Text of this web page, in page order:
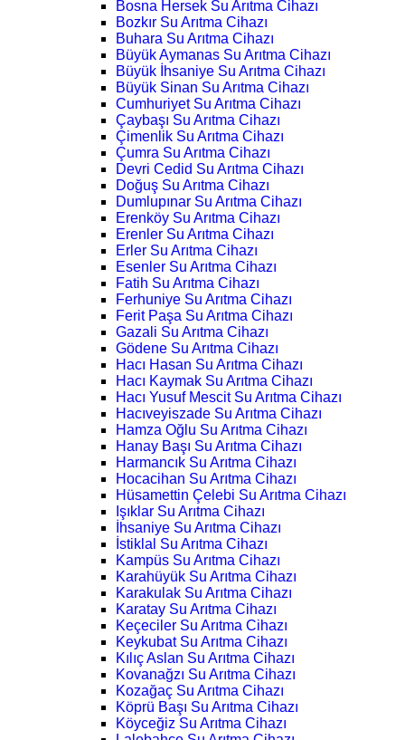
Bosna Hersek Su Arıtma Cihazı
Bozkır Su Arıtma Cihazı
Buhara Su Arıtma Cihazı
Büyük Aymanas Su Arıtma Cihazı
Büyük İhsaniye Su Arıtma Cihazı
Büyük Sinan Su Arıtma Cihazı
Cumhuriyet Su Arıtma Cihazı
Çaybaşı Su Arıtma Cihazı
Çimenlik Su Arıtma Cihazı
Çumra Su Arıtma Cihazı
Devri Cedid Su Arıtma Cihazı
Doğuş Su Arıtma Cihazı
Dumlupınar Su Arıtma Cihazı
Erenköy Su Arıtma Cihazı
Erenler Su Arıtma Cihazı
Erler Su Arıtma Cihazı
Esenler Su Arıtma Cihazı
Fatih Su Arıtma Cihazı
Ferhuniye Su Arıtma Cihazı
Ferit Paşa Su Arıtma Cihazı
Gazali Su Arıtma Cihazı
Gödene Su Arıtma Cihazı
Hacı Hasan Su Arıtma Cihazı
Hacı Kaymak Su Arıtma Cihazı
Hacı Yusuf Mescit Su Arıtma Cihazı
Hacıveyiszade Su Arıtma Cihazı
Hamza Oğlu Su Arıtma Cihazı
Hanay Başı Su Arıtma Cihazı
Harmancık Su Arıtma Cihazı
Hocacihan Su Arıtma Cihazı
Hüsamettin Çelebi Su Arıtma Cihazı
Işıklar Su Arıtma Cihazı
İhsaniye Su Arıtma Cihazı
İstiklal Su Arıtma Cihazı
Kampüs Su Arıtma Cihazı
Karahüyük Su Arıtma Cihazı
Karakulak Su Arıtma Cihazı
Karatay Su Arıtma Cihazı
Keçeciler Su Arıtma Cihazı
Keykubat Su Arıtma Cihazı
Kılıç Aslan Su Arıtma Cihazı
Kovanağzı Su Arıtma Cihazı
Kozağaç Su Arıtma Cihazı
Köprü Başı Su Arıtma Cihazı
Köyceğiz Su Arıtma Cihazı